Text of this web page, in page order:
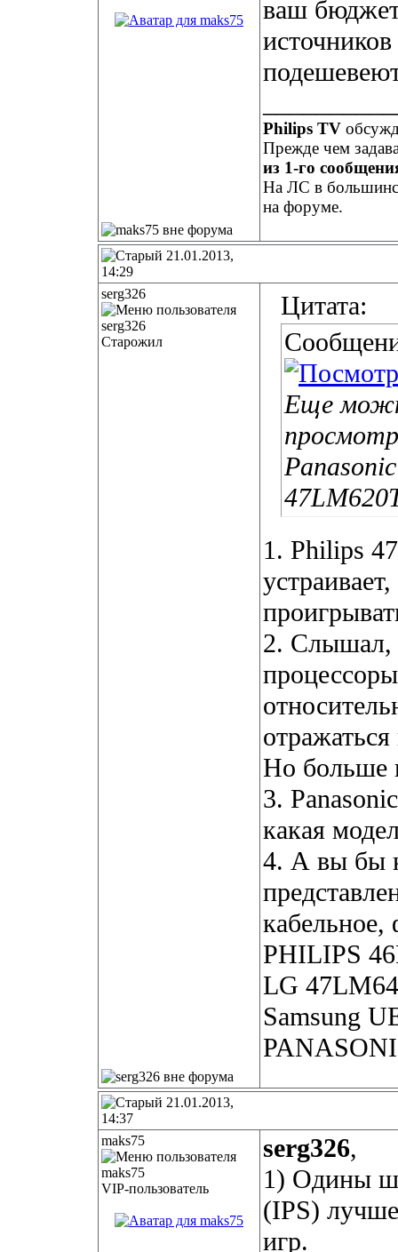
ваш
Philips TV
Прежде чем
из 1-го
На ЛС в
на форуме.
21.01.2013,
14:29
serg326
Старожил
Цитата:
Еще
1. Philips
2. Слышал,
Но больше
3.
какая
4. А вы бы
PHILIPS
LG
Samsung
21.01.2013,
14:37
maks75
VIP-пользователь
serg326,
1) Одины
(IPS)
игр.